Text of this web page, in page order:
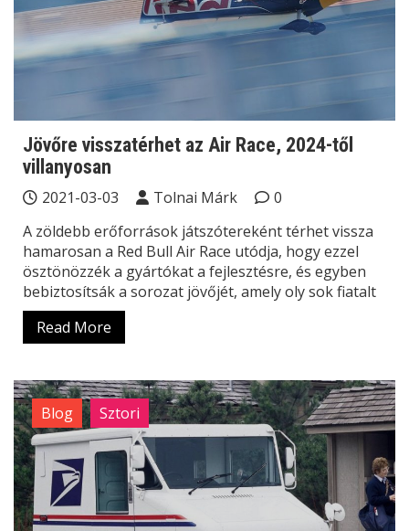
Jövőre visszatérhet az Air Race, 2024-től
villanyosan
2021-03-03 Tolnai Márk
0
A zöldebb erőforrások játszótereként térhet vissza
hamarosan a Red Bull Air Race utódja, hogy ezzel
ösztönözzék a gyártókat a fejlesztésre, és egyben
bebiztosítsák a sorozat jövőjét, amely oly sok fiatalt
Read More
Blog Sztori